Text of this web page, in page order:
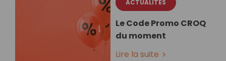
ACTUALITÉS
Le Code Promo CROQ
du moment
Lire la suite